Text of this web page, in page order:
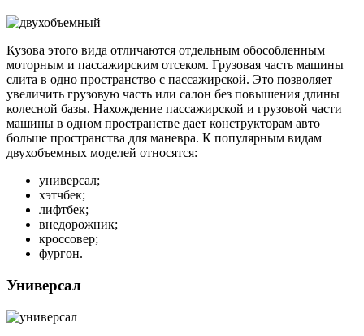
Кузова этого вида отличаются отдельным обособленным
моторным и пассажирским отсеком. Грузовая часть машины
слита в одно пространство с пассажирской. Это позволяет
увеличить грузовую часть или салон без повышения длины
колесной базы. Нахождение пассажирской и грузовой части
машины в одном пространстве дает конструкторам авто
больше пространства для маневра. К популярным видам
двухобъемных моделей относятся:
универсал;
хэтчбек;
лифтбек;
внедорожник;
кроссовер;
фургон.
Универсал